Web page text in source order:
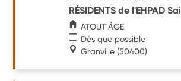
RÉSIDENTS de l'EHPAD
ATOUT'ÂGE
Dès que possible
Granville (50400)